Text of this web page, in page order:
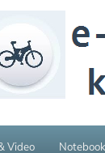
Video